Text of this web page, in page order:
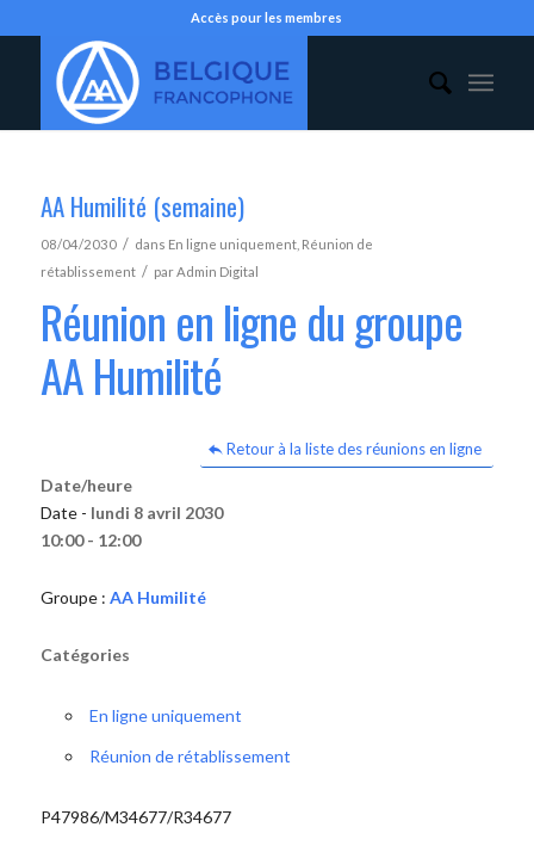
Accès pour les membres
AA Humilité (semaine)
08/04/2030 / dans En ligne uniquement, Réunion de
rétablissement / parAdmin Digital
Réunion en ligne du groupe
AA Humilité
Retour à la liste des réunions en ligne
Date/heure
Date - lundi 8 avril 2030
10:00 - 12:00
Groupe : AA Humilité
Catégories
En ligne uniquement
Réunion de rétablissement
P47986/M34677/R34677